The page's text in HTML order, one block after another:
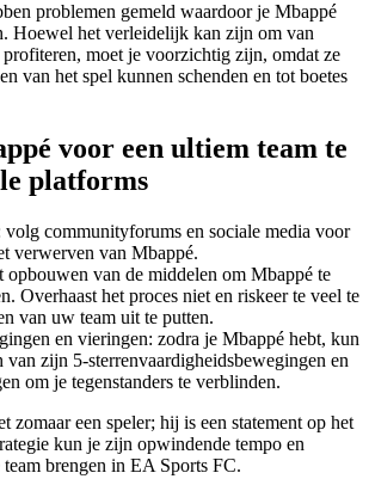
problemen gemeld waardoor je Mbappé
Hoewel het verleidelijk kan zijn om van
moet je voorzichtig zijn, omdat ze
van het spel kunnen schenden en tot boetes
voor een ultiem team te
platforms
communityforums en sociale media voor
verwerven van Mbappé.
opbouwen van de middelen om Mbappé te
Overhaast het proces niet en riskeer te veel te
van uw team uit te putten.
en vieringen: zodra je Mbappé hebt, kun
zijn 5-sterrenvaardigheidsbewegingen en
om je tegenstanders te verblinden.
zomaar een speler; hij is een statement op het
kun je zijn opwindende tempo en
brengen in EA Sports FC.